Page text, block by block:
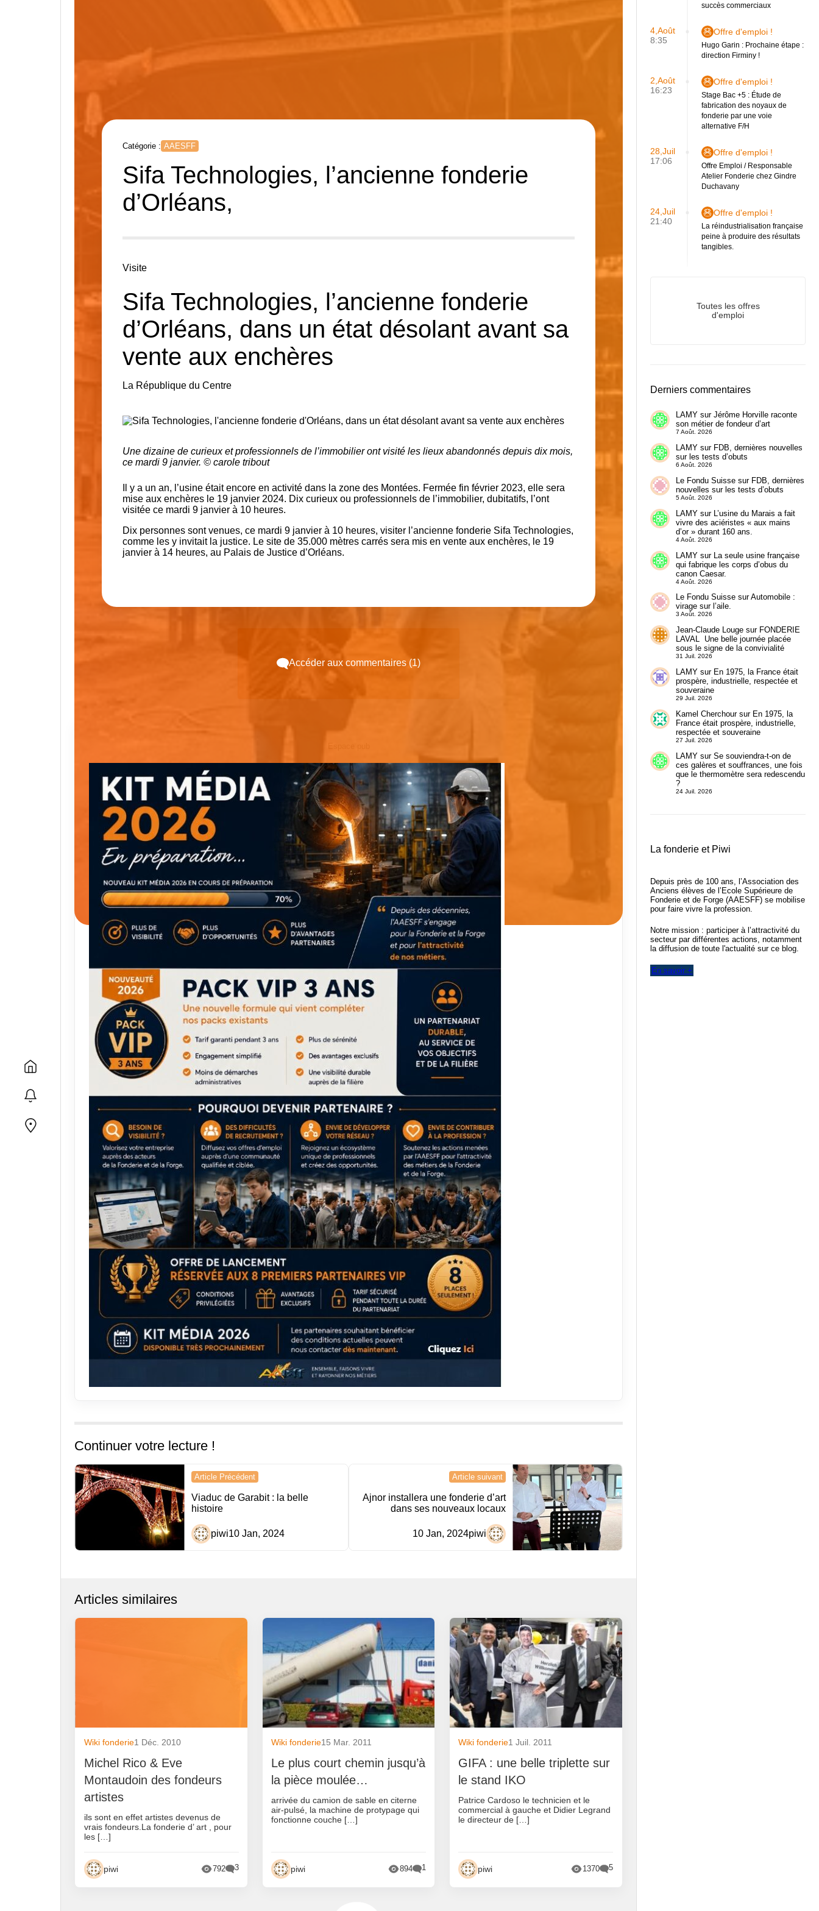
Catégorie : AAESFF
Sifa Technologies, l’ancienne fonderie
d’Orléans,
Visite
Sifa Technologies, l’ancienne fonderie
d’Orléans, dans un état désolant avant sa
vente aux enchères
La République du Centre
Une dizaine de curieux et professionnels de l’immobilier ont visité les lieux abandonnés depuis dix mois,
ce mardi 9 janvier. © carole tribout
Il y a un an, l’usine était encore en activité dans la zone des Montées. Fermée fin février 2023, elle sera
mise aux enchères le 19 janvier 2024. Dix curieux ou professionnels de l’immobilier, dubitatifs, l’ont
visitée ce mardi 9 janvier à 10 heures.
Dix personnes sont venues, ce mardi 9 janvier à 10 heures, visiter l’ancienne fonderie Sifa Technologies,
comme les y invitait la justice. Le site de 35.000 mètres carrés sera mis en vente aux enchères, le 19
janvier à 14 heures, au Palais de Justice d’Orléans.
Accéder aux commentaires (1)
Continuer votre lecture !
Navigation
de
l’article
Article Précédent
Viaduc de Garabit : la belle
histoire
piwi10 Jan, 2024
Article suivant
Ajnor installera une fonderie d’art
dans ses nouveaux locaux
piwi
10 Jan, 2024
Articles similaires
Wiki fonderie1 Déc. 2010
Michel Rico & Eve
Montaudoin des fondeurs
artistes
ils sont en effet artistes devenus de
vrais fondeurs.La fonderie d’ art , pour
les […]
piwi 792 3
Wiki fonderie15 Mar. 2011
Le plus court chemin jusqu’à
la pièce moulée…
arrivée du camion de sable en citerne
air-pulsé, la machine de protypage qui
fonctionne couche […]
piwi 894 1
Wiki fonderie1 Juil. 2011
GIFA : une belle triplette sur
le stand IKO
Patrice Cardoso le technicien et le
commercial à gauche et Didier Legrand
le directeur de […]
piwi 1370 5
succès commerciaux
4,Août
8:35
Offre d'emploi !
Hugo Garin : Prochaine étape :
direction Firminy !
2,Août
16:23
Offre d'emploi !
Stage Bac +5 : Étude de
fabrication des noyaux de
fonderie par une voie
alternative F/H
28,Juil
17:06
Offre d'emploi !
Offre Emploi / Responsable
Atelier Fonderie chez Gindre
Duchavany
24,Juil
21:40
Offre d'emploi !
La réindustrialisation française
peine à produire des résultats
tangibles.
Toutes les offres
d'emploi
Derniers commentaires
LAMYsur Jérôme Horville raconte
son métier de fondeur d’art
7 Août. 2026
LAMYsur FDB, dernières nouvelles
sur les tests d’obuts
6 Août. 2026
Le Fondu Suissesur FDB, dernières
nouvelles sur les tests d’obuts
5 Août. 2026
LAMYsur L’usine du Marais a fait
vivre des aciéristes « aux mains
d’or » durant 160 ans.
4 Août. 2026
LAMYsur La seule usine française
qui fabrique les corps d’obus du
canon Caesar.
4 Août. 2026
Le Fondu SuissesurAutomobile :
virage sur l’aile.
3 Août. 2026
Jean-Claude Lougesur FONDERIE
LAVAL Une belle journée placée
sous le signe de la convivialité
31 Juil. 2026
LAMYsur En 1975, la France était
prospère, industrielle, respectée et
souveraine
29 Juil. 2026
Kamel Cherchoursur En 1975, la
France était prospère, industrielle,
respectée et souveraine
27 Juil. 2026
LAMYsur Se souviendra-t-on de
ces galères et souffrances, une fois
que le thermomètre sera redescendu
?
24 Juil. 2026
La fonderie et Piwi
Depuis près de 100 ans, l’Association des
Anciens élèves de l’Ecole Supérieure de
Fonderie et de Forge (AAESFF) se mobilise
pour faire vivre la profession.
Notre mission : participer à l’attractivité du
secteur par différentes actions, notamment
la diffusion de toute l'actualité sur ce blog.
En savoir +